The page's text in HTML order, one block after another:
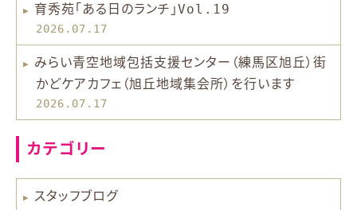
育秀苑「ある日のランチ」Vol.19
2026.07.17
みらい青空地域包括支援センター（練馬区旭丘）街
かどケアカフェ（旭丘地域集会所）を行います
2026.07.17
カテゴリー
スタッフブログ